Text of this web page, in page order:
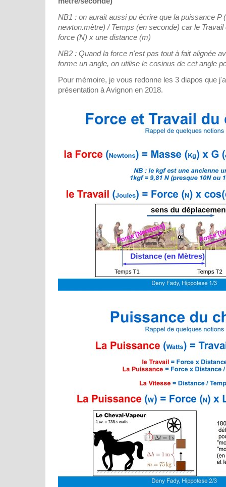
NB1 : on aurait aussi pu écrire que la puissance P
newton.mètre) / Temps (en seconde) car le
force (N) x une distance (m)
NB2 : Quand la force n'est pas tout à fait alignée
forme un angle, on utilise le cosinus de cet angle
Pour mémoire, je vous redonne les 3 diapos que
présentation à Avignon en 2018.